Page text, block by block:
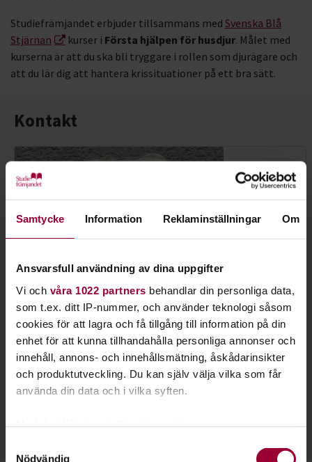
Samtycke Information Reklaminställningar Om
Ansvarsfull användning av dina uppgifter
Vi och våra 1022 partners behandlar din personliga data,
som t.ex. ditt IP-nummer, och använder teknologi såsom
cookies för att lagra och få tillgång till information på din
enhet för att kunna tillhandahålla personliga annonser och
innehåll, annons- och innehållsmätning, åskådarinsikter
och produktutveckling. Du kan själv välja vilka som får
använda din data och i vilka syften.
som kan ha en noggrannhet på upp till flera meter
Nödvändig
Studiefrämjandet erbjuder tillsammans med Svenska Blå
Stjärnan
kurser i Första hjälpen för husdjur. Målet med
kurserna är att du ska bli tryggare i rollen som djurägare och
att du lär dig att hantera krissituationer på ett bra sätt.
Kontakt
Barbro Wiktorsson
Folkbildningsutvecklare Djur